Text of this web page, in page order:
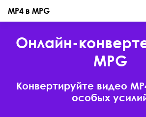
MP4 в MPG
Онлайн-
MPG
Конвертируйте видео
особых